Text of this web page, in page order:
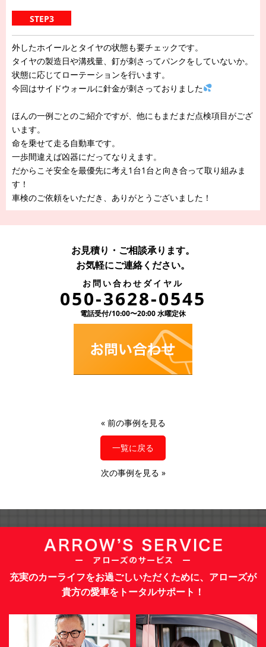
STEP3
外したホイールとタイヤの状態も要チェックです。
タイヤの製造日や溝残量、釘が刺さってパンクをしていないか。
状態に応じてローテーションを行います。
今回はサイドウォールに針金が刺さっておりました
ほんの一例ごとのご紹介ですが、他にもまだまだ点検項目がござ
います。
命を乗せて走る自動車です。
一歩間違えば凶器にだってなりえます。
だからこそ安全を最優先に考え1台1台と向き合って取り組みま
す！
車検のご依頼をいただき、ありがとうございました！
お見積り・ご相談承ります。
お気軽にご連絡ください。
お問い合わせダイヤル
050-3628-0545
電話受付/10:00〜20:00 水曜定休
« 前の事例を見る
一覧に戻る
次の事例を見る »
充実のカーライフをお過ごしいただくために、アローズが
貴方の愛車をトータルサポート！